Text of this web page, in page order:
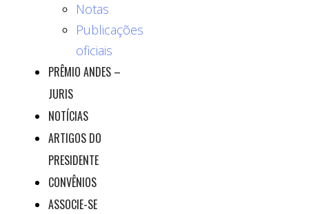
Notas
Publicações
oficiais
PRÊMIO ANDES –
JURIS
NOTÍCIAS
ARTIGOS DO
PRESIDENTE
CONVÊNIOS
ASSOCIE-SE